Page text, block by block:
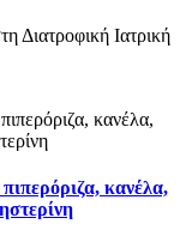
Διατροφική Ιατρική
κανέλα,